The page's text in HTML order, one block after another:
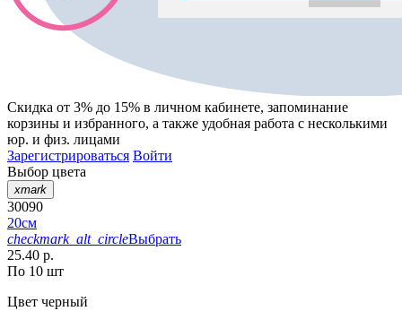
Скидка от 3% до 15% в личном кабинете, запоминание
корзины и избранного, а также удобная работа с несколькими
юр. и физ. лицами
Зарегистрироваться Войти
Выбор цвета
xmark
30090
20см
checkmark_alt_circleВыбрать
25.40 р.
По 10 шт
Цвет черный